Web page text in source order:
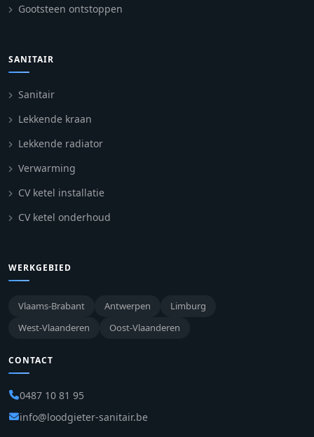
Gootsteen ontstoppen
SANITAIR
Sanitair
Lekkende kraan
Lekkende radiator
Verwarming
CV ketel installatie
CV ketel onderhoud
WERKGEBIED
Vlaams-Brabant Antwerpen
Limburg
West-Vlaanderen
Oost-Vlaanderen
CONTACT
0487 10 81 95
info@loodgieter-sanitair.be